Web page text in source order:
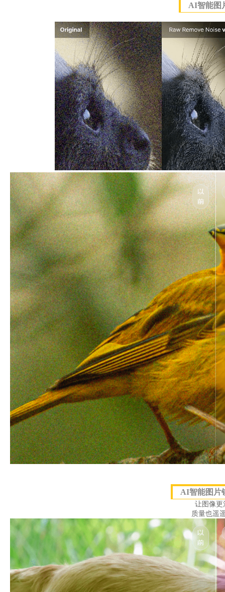
AI智能图
AI智能图片
让图像更
质量也遥